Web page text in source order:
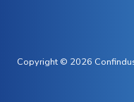
Copyright © 2026